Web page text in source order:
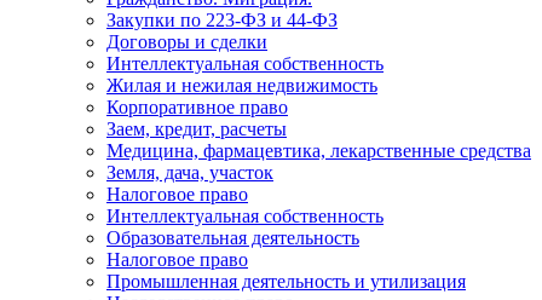
Закупки по 223-ФЗ и 44-ФЗ
Договоры и сделки
Интеллектуальная собственность
Жилая и нежилая недвижимость
Корпоративное право
Заем, кредит, расчеты
Медицина, фармацевтика, лекарственные средства
Земля, дача, участок
Налоговое право
Интеллектуальная собственность
Образовательная деятельность
Налоговое право
Промышленная деятельность и утилизация